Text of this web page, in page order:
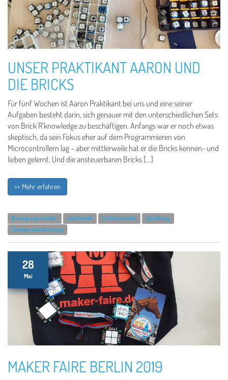
UNSER PRAKTIKANT AARON UND
DIE BRICKS
Für fünf Wochen ist Aaron Praktikant bei uns und eine seiner
Aufgaben besteht darin, sich genauer mit den unterschiedlichen Sets
von Brick’R’knowledge zu beschäftigen. Anfangs war er noch etwas
skeptisch, da sein Fokus eher auf dem Programmieren von
Microcontrollern lag – aber mittlerweile hat er die Bricks kennen- und
lieben gelernt. Und die ansteuerbaren Bricks […]
>> Mehr erfahren
Bewegungsmelder elektronik Lichtschranke
Schaltung
Temperaturmessung
28
Mai
MAKER FAIRE BERLIN 2019